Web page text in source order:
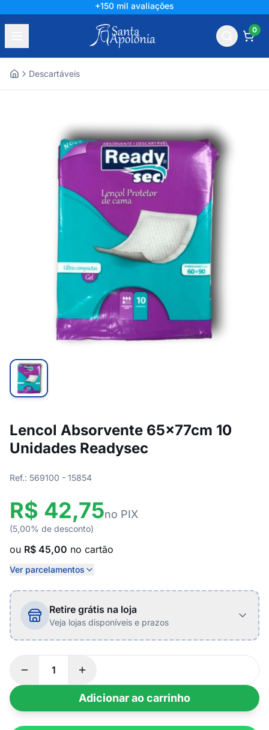
+150 mil avaliações
0
Descartáveis
Lencol Absorvente 65x77cm 10
Unidades Readysec
Ref.: 569100 - 15854
R$ 42,75no PIX
(5,00% de desconto)
ou R$ 45,00 no cartão
Ver parcelamentos
Retire grátis na loja
Veja lojas disponíveis e prazos
Adicionar ao carrinho